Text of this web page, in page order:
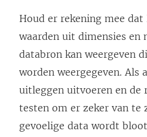
Houd er rekening mee
waarden uit dimensies en
databron kan weergeven
worden weergegeven. Als
uitleggen uitvoeren en de
testen om er zeker van te
gevoelige data wordt